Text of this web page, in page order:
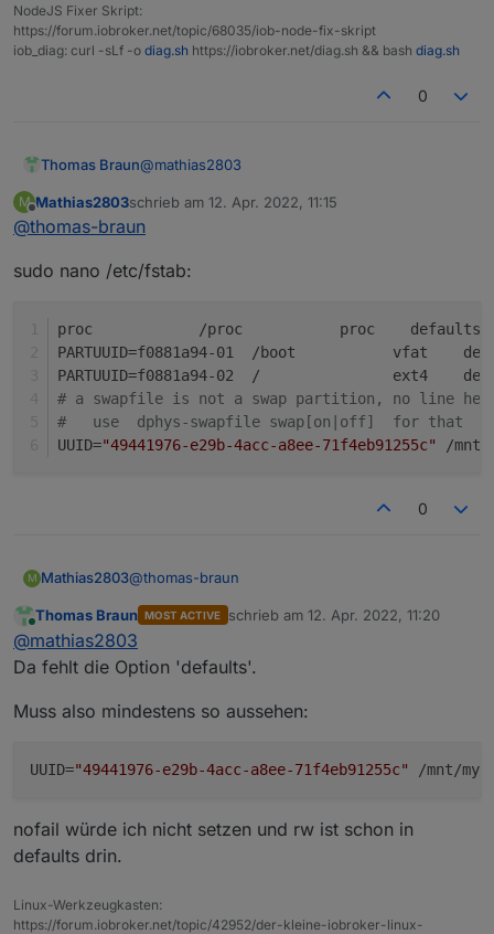
  log-enabled = true
  write-tracing = false
  pprof-enabled = false
NodeJS Fixer Skript:
https://forum.iobroker.net/topic/68035/iob-node-fix-skript
iob_diag: curl -sLf -o diag.sh https://iobroker.net/diag.sh && bash diag.sh
0
Thomas Braun@mathias2803
Sorry, das mit /media/data war aus meinem
Beispiel, dein Mountpunkt lautet ja /mnt/mySSD
M
Offline
Mathias2803schrieb am 12. Apr. 2022, 11:15
zuletzt editiert von
@thomas-braun
sudo nano /etc/fstab:
proc            /proc           proc
PARTUUID=f0881a94-01  /boot           vfat
PARTUUID=f0881a94-02  /               ext4
# a swapfile is not a swap partition, no line
#   use  dphys-swapfile swap[on|off]  for that
UUID="49441976-e29b-4acc-a8ee-71f4eb91255c" /mnt/
0
M Mathias2803@thomas-braun
sudo nano /etc/fstab:
proc            /proc           proc
PARTUUID=f0881a94-02  /
Online
Thomas Braun MOST ACTIVE schrieb am 12. Apr. 2022, 11:20
zuletzt editiert von
@mathias2803
Da fehlt die Option 'defaults'.
Muss also mindestens so aussehen:
UUID="49441976-e29b-4acc-a8ee-71f4eb91255c" /mnt/
nofail würde ich nicht setzen und rw ist schon in
defaults drin.
Linux-Werkzeugkasten:
https://forum.iobroker.net/topic/42952/der-kleine-iobroker-linux-